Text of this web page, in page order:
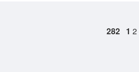
282 1 2